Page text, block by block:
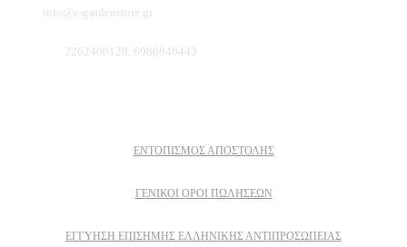
info@e-gardenstore.gr
2262400128, 6980840443
ΕΝΤΟΠΙΣΜΟΣ ΑΠΟΣΤΟΛΗΣ
ΓΕΝΙΚΟΙ ΟΡΟΙ ΠΩΛΗΣΕΩΝ
ΕΓΓΎΗΣΗ ΕΠΊΣΗΜΗΣ ΕΛΛΗΝΙΚΉΣ ΑΝΤΙΠΡΟΣΩΠΕΊΑΣ